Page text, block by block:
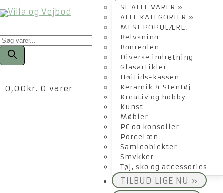
Products
search
0,00 kr. 0 varer
SE ALLE VARER »
ALLE KATEGORIER »
MEST POPULÆRE:
Belysning
Bogreolen
Diverse indretning
Glasartikler
Højtids-kassen
Keramik & Stentøj
Kreativ og hobby
Kunst
Møbler
PC og konsoller
Porcelæn
Samleobjekter
Smykker
Tøj, sko og accessories
TILBUD LIGE NU »